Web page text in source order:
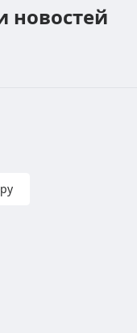
новостей